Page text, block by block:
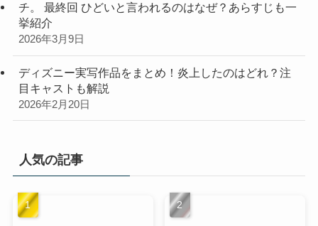
チ。 最終回 ひどいと言われるのはなぜ？あらすじも一
挙紹介
2026年3月9日
ディズニー実写作品をまとめ！炎上したのはどれ？注
目キャストも解説
2026年2月20日
人気の記事